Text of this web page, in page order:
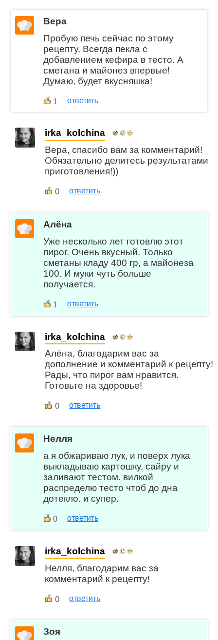
Вера
Пробую печь сейчас по этому
рецепту. Всегда пекла с
добавлением кефира в тесто. А
сметана и майонез впервые!
Думаю, будет вкусняшка!
1 ответить
irka_kolchina
Вера, спасибо вам за комментарий!
Обязательно делитесь результатами
приготовления!))
0 ответить
Алёна
Уже несколько лет готовлю этот
пирог. Очень вкусный. Только
сметаны кладу 400 гр, а майонеза
100. И муки чуть больше
получается.
1 ответить
irka_kolchina
Алёна, благодарим вас за
дополнение и комментарий к рецепту!
Рады, что пирог вам нравится.
Готовьте на здоровье!
0 ответить
Нелля
а я обжариваю лук, и поверх лука
выкладываю картошку, сайру и
заливают тестом. вилкой
распределю тесто чтоб до дна
дотекло. и супер.
0 ответить
irka_kolchina
Нелля, благодарим вас за
комментарий к рецепту!
0 ответить
Зоя